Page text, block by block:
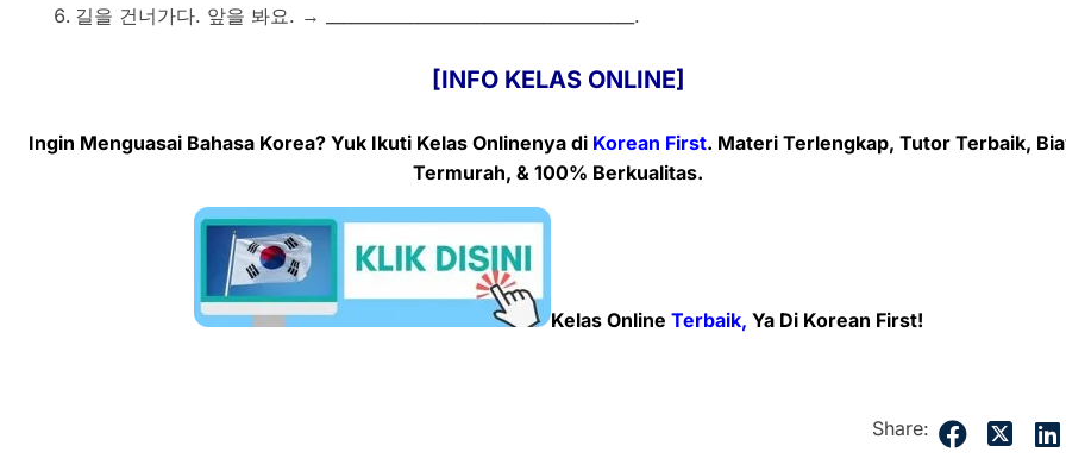
길을 건너가다. 앞을 봐요. → _____________________________________.
[INFO KELAS ONLINE]
Ingin Menguasai Bahasa Korea? Yuk Ikuti KelasOnlinenya di Korean First. Materi Terlengkap, Tutor Terbaik,
Termurah, & 100% Berkualitas.
Kelas Online Terbaik, Ya Di Korean First!
Share: